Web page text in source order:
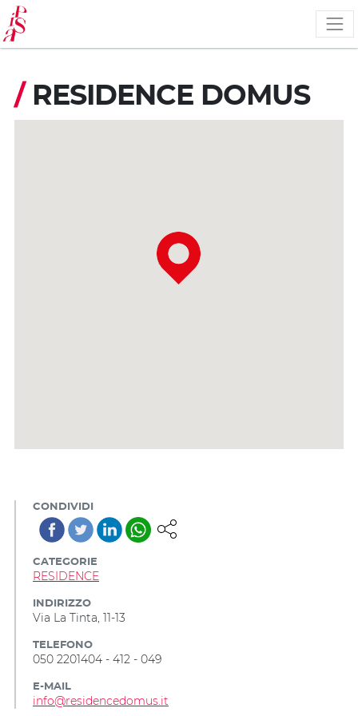
Salta
al
contenuto
principale
/ RESIDENCE DOMUS
CONDIVIDI
CATEGORIE
RESIDENCE
INDIRIZZO
Via La Tinta, 11-13
TELEFONO
050 2201404 - 412 - 049
E-MAIL
info@residencedomus.it